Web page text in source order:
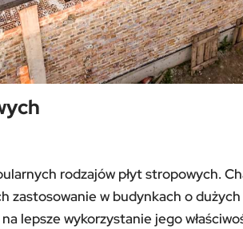
rodzajów płyt stropowych.
zastosowanie w budynkach o
lepsze wykorzystanie jego